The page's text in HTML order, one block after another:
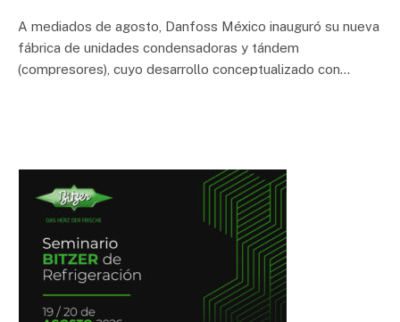
A mediados de agosto, Danfoss México inauguró su nueva
fábrica de unidades condensadoras y tándem
(compresores), cuyo desarrollo conceptualizado con…